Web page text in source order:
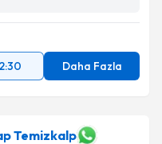
Daha Fazla
Temizkalp